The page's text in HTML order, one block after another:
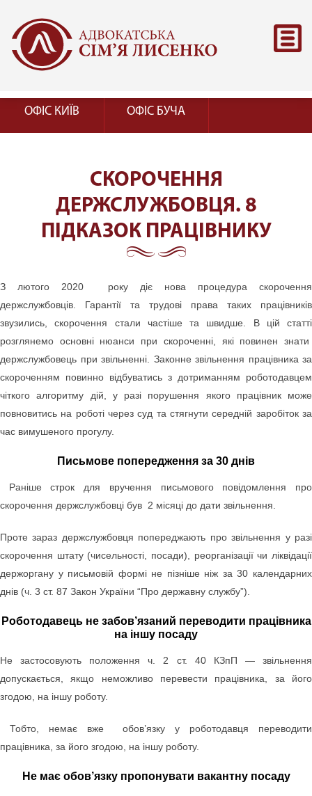
ОФІС КИЇВ ОФІС БУЧА
СКОРОЧЕННЯ
ДЕРЖСЛУЖБОВЦЯ. 8
ПІДКАЗОК ПРАЦІВНИКУ
З лютого 2020 року діє нова процедура скорочення
держслужбовців. Гарантії та трудові права таких працівників
звузились, скорочення стали частіше та швидше. В цій статті
розглянемо основні нюанси при скороченні, які повинен знати
держслужбовець при звільненні. Законне звільнення працівника за
скороченням повинно відбуватись з дотриманням роботодавцем
чіткого алгоритму дій, у разі порушення якого працівник може
повновитись на роботі через суд та стягнути середній заробіток за
час вимушеного прогулу.
Письмове попередження за 30 днів
Раніше строк для вручення письмового повідомлення про
скорочення держслужбовці був 2 місяці до дати звільнення.
Проте зараз держслужбовця попереджають про звільнення у разі
скорочення штату (чисельності, посади), реорганізації чи ліквідації
держоргану у письмовій формі не пізніше ніж за 30 календарних
днів (ч. 3 ст. 87 Закон України “Про державну службу”).
Роботодавець не забов’язаний переводити працівника
на іншу посаду
Не застосовують положення ч. 2 ст. 40 КЗпП — звільнення
допускається, якщо неможливо перевести працівника, за його
згодою, на іншу роботу.
Тобто, немає вже обов’язку у роботодавця переводити
працівника, за його згодою, на іншу роботу.
Не має обов’язку пропонувати вакантну посаду